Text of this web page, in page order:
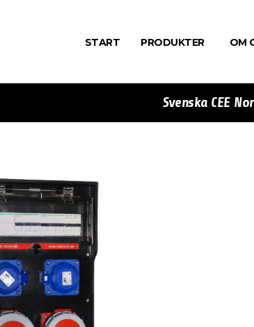
START PRODUKTER OM
Svenska CEE